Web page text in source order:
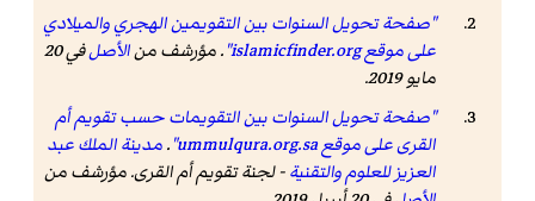
"صفحة تحويل السنوات بين التقويمين الهجري والميلادي
على موقع islamicfinder.org"
. مؤرشف منالأصل
في 20
مايو 2019.
"صفحة تحويل السنوات بين التقويمات حسب تقويم أم
القرى على موقع ummulqura.org.sa"
.مدينة الملك عبد
العزيز للعلوم والتقنية- لجنة تقويم أم القرى. مؤرشف من